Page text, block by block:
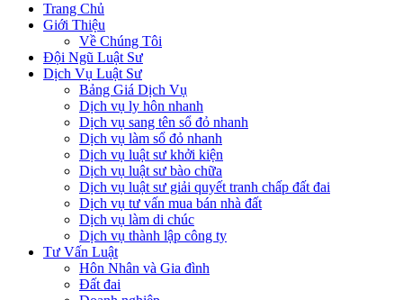
Trang Chủ
Giới Thiệu
Về Chúng Tôi
Đội Ngũ Luật Sư
Dịch Vụ Luật Sư
Bảng Giá Dịch Vụ
Dịch vụ ly hôn nhanh
Dịch vụ sang tên sổ đỏ nhanh
Dịch vụ làm sổ đỏ nhanh
Dịch vụ luật sư khởi kiện
Dịch vụ luật sư bào chữa
Dịch vụ luật sư giải quyết tranh chấp đất đai
Dịch vụ tư vấn mua bán nhà đất
Dịch vụ làm di chúc
Dịch vụ thành lập công ty
Tư Vấn Luật
Hôn Nhân và Gia đình
Đất đai